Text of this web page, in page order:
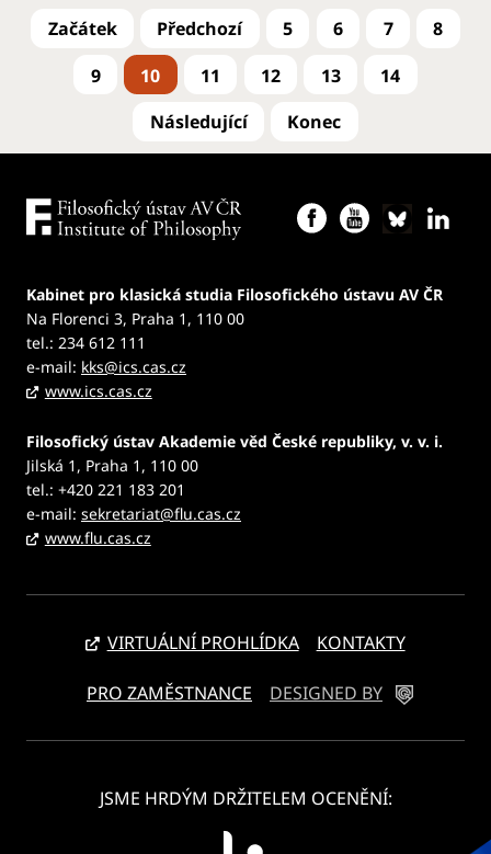
5 6 7
8
9
10 11 12 13 14
Kabinet pro klasická studia Filosofického ústavu AV ČR
Na Florenci 3, Praha 1, 110 00
tel.: 234 612 111
e-mail: kks@ics.cas.cz
www.ics.cas.cz
Filosofický ústav Akademie věd České republiky, v. v. i.
Jilská 1, Praha 1, 110 00
tel.: +420 221 183 201
e-mail: sekretariat@flu.cas.cz
www.flu.cas.cz
VIRTUÁLNÍ PROHLÍDKA KONTAKTY
PRO ZAMĚSTNANCE DESIGNED BY
JSME HRDÝM DRŽITELEM OCENĚNÍ: